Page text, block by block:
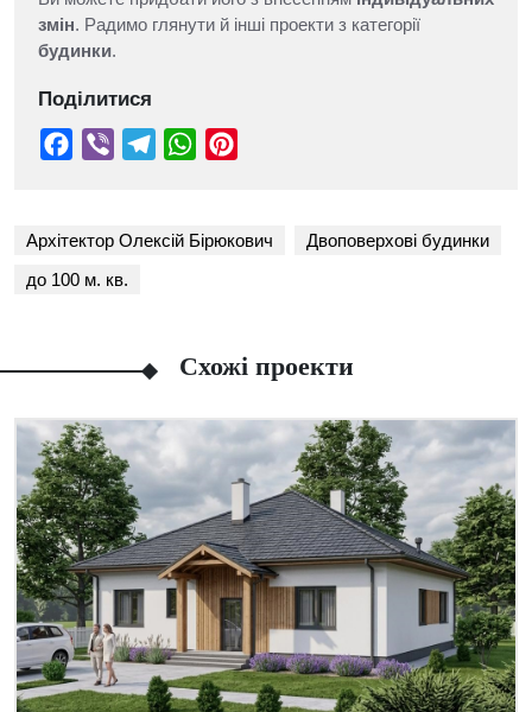
змін. Радимо глянути й інші проекти з категорії
будинки.
Поділитися
Архітектор Олексій Бірюкович
Двоповерхові будинки
до 100 м. кв.
Схожі проекти